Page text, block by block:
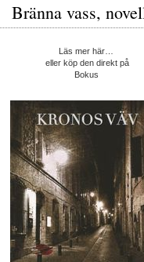
Bränna vass,
Läs mer här…
eller köp den direkt på
Bokus